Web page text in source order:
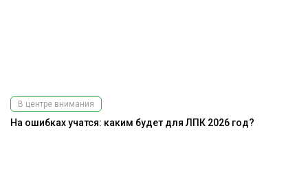
В центре внимания
На ошибках учатся: каким будет для ЛПК 2026 год?